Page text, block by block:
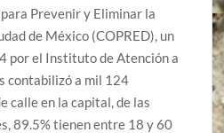
Prevenir y Eliminar la
de México (COPRED), un
por el Instituto de Atención a
contabilizó a mil 124
calle en la capital, de las
89.5% tienen entre 18 y 60